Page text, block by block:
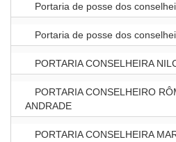
Portaria de posse dos
Portaria de posse dos
PORTARIA CONSELHEIRA
PORTARIA CONSELHEIRO
ANDRADE
PORTARIA CONSELHEIRA